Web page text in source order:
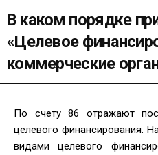
В каком порядке
«Целевое
коммерческие
По счету 86 отражают
целевого финансирования.
видами целевого